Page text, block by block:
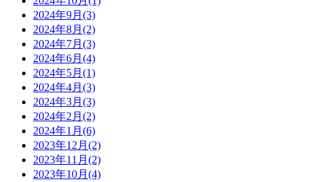
2024年9月(3)
2024年8月(2)
2024年7月(3)
2024年6月(4)
2024年5月(1)
2024年4月(3)
2024年3月(3)
2024年2月(2)
2024年1月(6)
2023年12月(2)
2023年11月(2)
2023年10月(4)